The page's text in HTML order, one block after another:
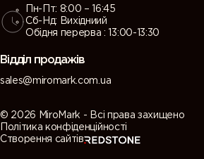
Пн-Пт: 8:00 – 16:45
Сб-Нд: Вихідниий
Обідня перерва : 13:00-13:30
Відділ продажів
sales@miromark.com.ua
© 2026 MiroMark - Всі права захищено
Політика конфіденційності
Створення сайтів